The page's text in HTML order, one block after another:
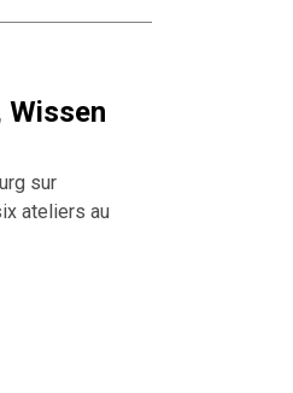
Wissen
sur
ateliers au